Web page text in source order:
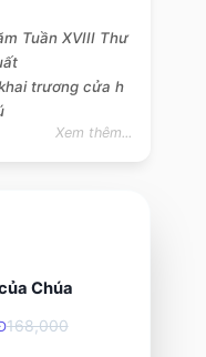
Tuần XVIII Thư
trương cửa h
Xem thêm...
Chúa
168,000